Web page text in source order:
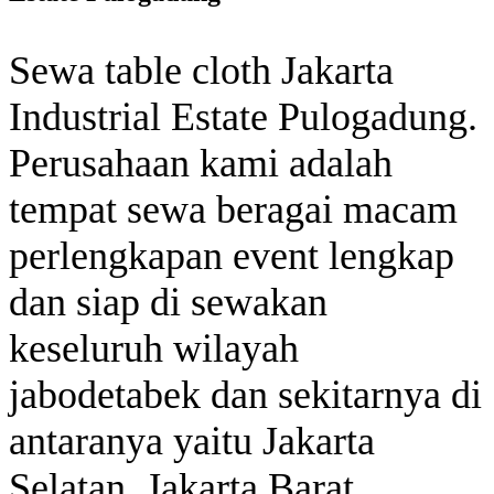
Sewa table cloth Jakarta
Industrial Estate Pulogadung.
Perusahaan kami adalah
tempat sewa beragai macam
perlengkapan event lengkap
dan siap di sewakan
keseluruh wilayah
jabodetabek dan sekitarnya di
antaranya yaitu Jakarta